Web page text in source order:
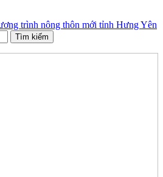
Tìm kiếm